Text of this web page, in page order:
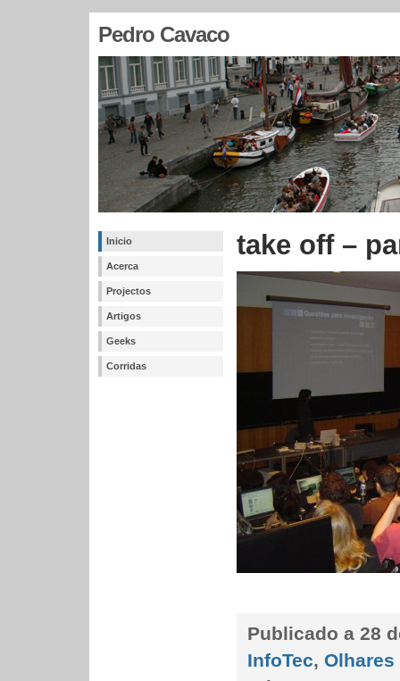
Pedro Cavaco
Inicio
Acerca
Projectos
Artigos
Geeks
Corridas
take off –
Publicado a 28
InfoTec, Olhares